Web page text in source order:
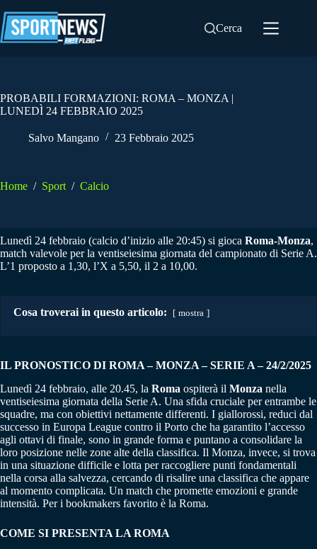
al
contenuto
Cerca
PROBABILI FORMAZIONI: ROMA – MONZA |
LUNEDÌ 24 FEBBRAIO 2025
Salvo Mangano 23 Febbraio 2025
Home / Sport / Calcio
Lunedì 24 febbraio (calcio d’inizio alle 20:45) si gioca Roma-Monza,
match valevole per la ventiseiesima giornata del campionato di Serie A.
L’1 proposto a 1,30, l’X a 5,50, il 2 a 10,00.
Cosa troverai in questo articolo: mostra
IL PRONOSTICO DI ROMA – MONZA – SERIE A – 24/2/2025
Lunedì 24 febbraio, alle 20.45, la Roma ospiterà il Monza nella
ventiseiesima giornata della Serie A. Una sfida cruciale per entrambe le
squadre, ma con obiettivi nettamente differenti. I giallorossi, reduci dal
successo in Europa League contro il Porto che ha garantito l’accesso
agli ottavi di finale, sono in grande forma e puntano a consolidare la
loro posizione nelle zone alte della classifica. Il Monza, invece, si trova
in una situazione difficile e lotta per raccogliere punti fondamentali
nella corsa alla salvezza, cercando di risalire una classifica che appare
al momento complicata. Un match che promette emozioni e grande
intensità. Per i bookmakers favorito è la Roma.
COME SI PRESENTA LA ROMA